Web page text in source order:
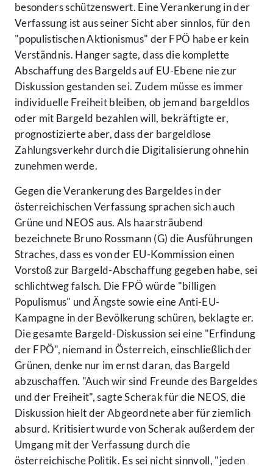
besonders schützenswert. Eine Verankerung in der
Verfassung ist aus seiner Sicht aber sinnlos, für den
"populistischen Aktionismus" der FPÖ habe er kein
Verständnis. Hanger sagte, dass die komplette
Abschaffung des Bargelds auf EU-Ebene nie zur
Diskussion gestanden sei. Zudem müsse es immer
individuelle Freiheit bleiben, ob jemand bargeldlos
oder mit Bargeld bezahlen will, bekräftigte er,
prognostizierte aber, dass der bargeldlose
Zahlungsverkehr durch die Digitalisierung ohnehin
zunehmen werde.
Gegen die Verankerung des Bargeldes in der
österreichischen Verfassung sprachen sich auch
Grüne und NEOS aus. Als haarsträubend
bezeichnete Bruno Rossmann (G) die Ausführungen
Straches, dass es von der EU-Kommission einen
Vorstoß zur Bargeld-Abschaffung gegeben habe, sei
schlichtweg falsch. Die FPÖ würde "billigen
Populismus" und Ängste sowie eine Anti-EU-
Kampagne in der Bevölkerung schüren, beklagte er.
Die gesamte Bargeld-Diskussion sei eine "Erfindung
der FPÖ", niemand in Österreich, einschließlich der
Grünen, denke nur im ernst daran, das Bargeld
abzuschaffen. "Auch wir sind Freunde des Bargeldes
und der Freiheit", sagte Scherak für die NEOS, die
Diskussion hielt der Abgeordnete aber für ziemlich
absurd. Kritisiert wurde von Scherak außerdem der
Umgang mit der Verfassung durch die
österreichische Politik. Es sei nicht sinnvoll, "jeden